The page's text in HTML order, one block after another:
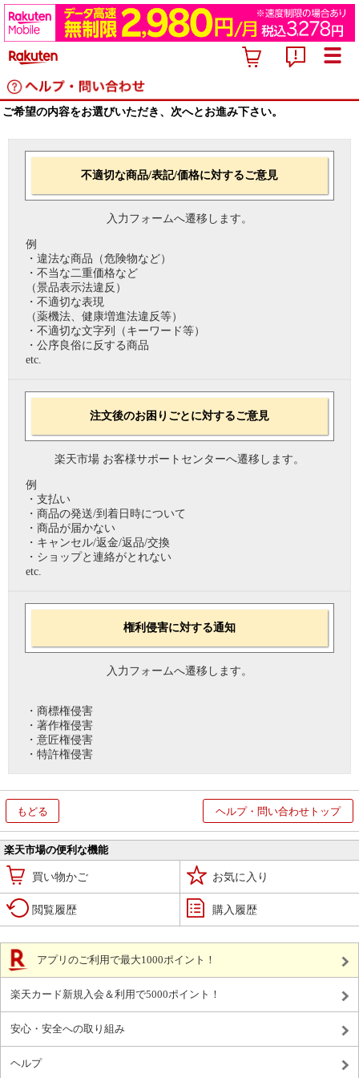
ご希望の内容をお選びいただき、次へとお進み下さい。
不適切な商品/表記/価格に対するご意見
入力フォームへ遷移します。
例
・違法な商品（危険物など）
・不当な二重価格など
（景品表示法違反）
・不適切な表現
（薬機法、健康増進法違反等）
・不適切な文字列（キーワード等）
・公序良俗に反する商品
etc.
注文後のお困りごとに対するご意見
楽天市場 お客様サポートセンターへ遷移します。
例
・支払い
・商品の発送/到着日時について
・商品が届かない
・キャンセル/返金/返品/交換
・ショップと連絡がとれない
etc.
権利侵害に対する通知
入力フォームへ遷移します。
・商標権侵害
・著作権侵害
・意匠権侵害
・特許権侵害
もどる ヘルプ・問い合わせトップ
楽天市場の便利な機能
買い物かご お気に入り
閲覧履歴 購入履歴
アプリのご利用で最大1000ポイント！
楽天カード新規入会＆利用で5000ポイント！
安心・安全への取り組み
ヘルプ